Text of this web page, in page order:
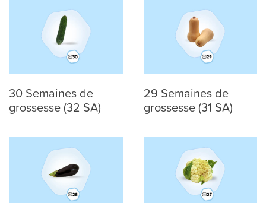
30 Semaines de
grossesse (32 SA)
29 Semaines de
grossesse (31 SA)